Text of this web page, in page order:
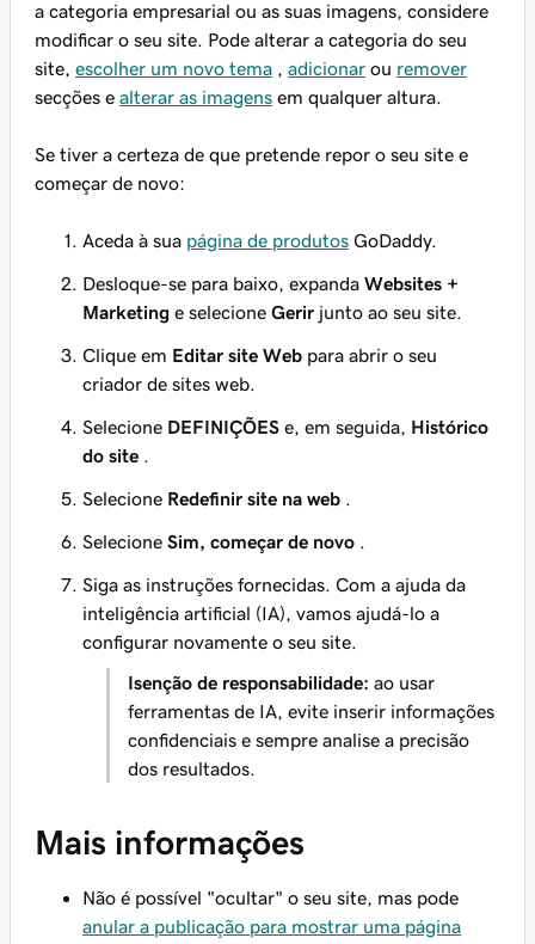
a categoria empresarial ou as suas imagens, considere
modificar o seu site. Pode alterar a categoria do seu
site, escolher um novo tema adicionar ou remover
secções e alterar as imagens em qualquer altura.
Se tiver a certeza de que pretende repor o seu site e
começar de novo:
Aceda à sua página de produtos GoDaddy.
Desloque-se para baixo, expanda Websites +
Marketing e selecione Gerir junto ao seu site.
Clique em Editar site Web para abrir o seu
criador de sites web.
Selecione DEFINIÇÕES e, em seguida, Histórico
do site
Selecione Redefinir site na web
Selecione Sim, começar de novo
Siga as instruções fornecidas. Com a ajuda da
inteligência artificial (IA), vamos ajudá-lo a
configurar novamente o seu site.
Isenção de responsabilidade: ao usar
ferramentas de IA, evite inserir informações
confidenciais e sempre analise a precisão
dos resultados.
Mais informações
Não é possível "ocultar" o seu site, mas pode
anular a publicação para mostrar uma página